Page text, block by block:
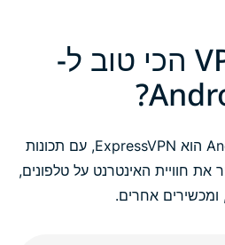
מהו ה-VPN הכי טוב ל-
ה-VPN הכי טוב ל-Android הוא ExpressVPN, עם תכונות
חוויית האינטרנט על טלפונים,
אחרים.